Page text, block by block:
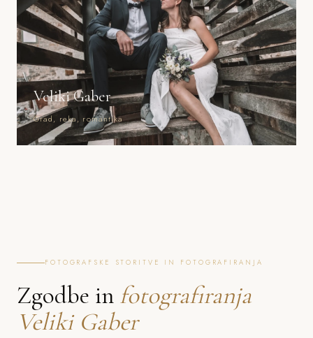
Veliki Gaber
Grad, reka, romantika
FOTOGRAFSKE STORITVE IN FOTOGRAFIRANJA
Zgodbe in fotografiranja
Veliki Gaber